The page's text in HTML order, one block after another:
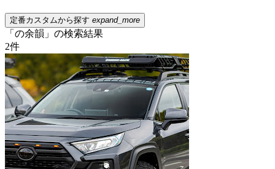
定番カスタムから探す expand_more
「の余韻」の検索結果
2件